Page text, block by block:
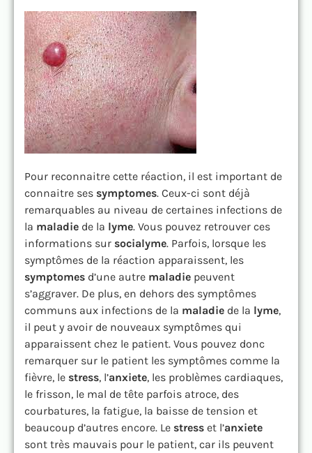
Pour reconnaitre cette réaction, il est important de
connaitre ses symptomes. Ceux-ci sont déjà
remarquables au niveau de certaines infections de
la maladie de la lyme. Vous pouvez retrouver ces
informations sur socialyme. Parfois, lorsque les
symptômes de la réaction apparaissent, les
symptomes d’une autre maladie peuvent
s’aggraver. De plus, en dehors des symptômes
communs aux infections de la maladie de la lyme,
il peut y avoir de nouveaux symptômes qui
apparaissent chez le patient. Vous pouvez donc
remarquer sur le patient les symptômes comme la
fièvre, le stress, l’anxiete, les problèmes cardiaques,
le frisson, le mal de tête parfois atroce, des
courbatures, la fatigue, la baisse de tension et
beaucoup d’autres encore. Le stress et l’anxiete
sont très mauvais pour le patient, car ils peuvent